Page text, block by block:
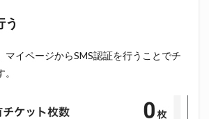
う
マイページからSMS認証を行うことでチ